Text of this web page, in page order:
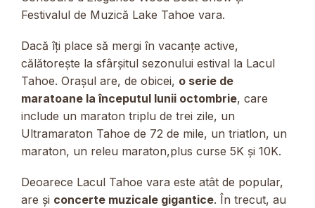
Festivalul de Muzică Lake Tahoe vara.
Dacă îți place să mergi în vacanțe active,
călătorește la sfârșitul sezonului estival la Lacul
Tahoe. Orașul are, de obicei, o serie de
maratoane la începutul lunii octombrie, care
include un maraton triplu de trei zile, un
Ultramaraton Tahoe de 72 de mile, un triatlon, un
maraton, un releu maraton,plus curse 5K și 10K.
Deoarece Lacul Tahoe vara este atât de popular,
are și concerte muzicale gigantice. În trecut, au